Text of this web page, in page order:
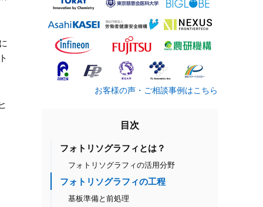
お客様の声・ご相談事例はこちら
目次
フォトリソグラフィとは？
フォトリソグラフィの活用分野
フォトリソグラフィの工程
基板準備と前処理